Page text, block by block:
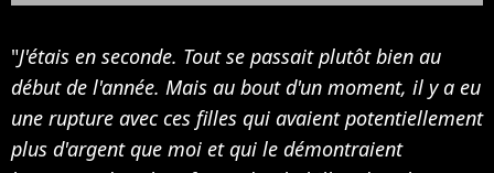
"J'étais en seconde. Tout se passait plutôt bien au
début de l'année. Mais au bout d'un moment, il y a eu
une rupture avec ces filles qui avaient potentiellement
plus d'argent que moi et qui le démontraient